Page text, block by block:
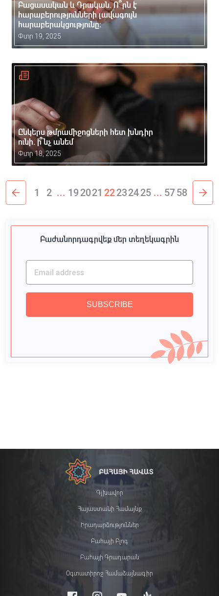
Բացասական և Դրական. Ո՞րն է
հարաբերությունների լավագույն
հարաբերակցությունը։
Փտր 19, 2025
Ընկերս թմրամիջոցների հետ խնդիր
ունի. ի՞նչ անեմ
Փտր 18, 2025
1 2 ... 19 2021 22232425 ... 5758
Բաժանորդագրվեք մեր տեղեկագրին
SUBSCRIBE
Գլխավոր
Հայաստանի Համայնք
Իրադարձություններ
Բահայի Բլոգ
Բահայի Գրադարան
Օգտատիրոջ Համաձայնագիր